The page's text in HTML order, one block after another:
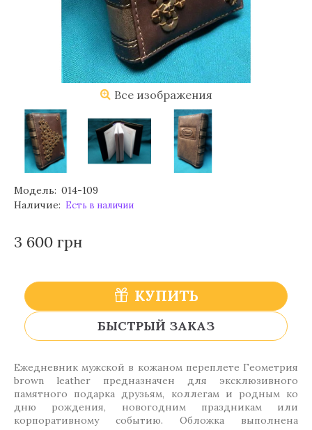
Все изображения
Модель: 014-109
Наличие: Есть в наличии
3 600 грн
КУПИТЬ
БЫСТРЫЙ ЗАКАЗ
Ежедневник мужской в кожаном переплете Геометрия
brown leather предназначен для эксклюзивного
памятного подарка друзьям, коллегам и родным ко
дню рождения, новогодним праздникам или
корпоративному событию. Обложка выполнена